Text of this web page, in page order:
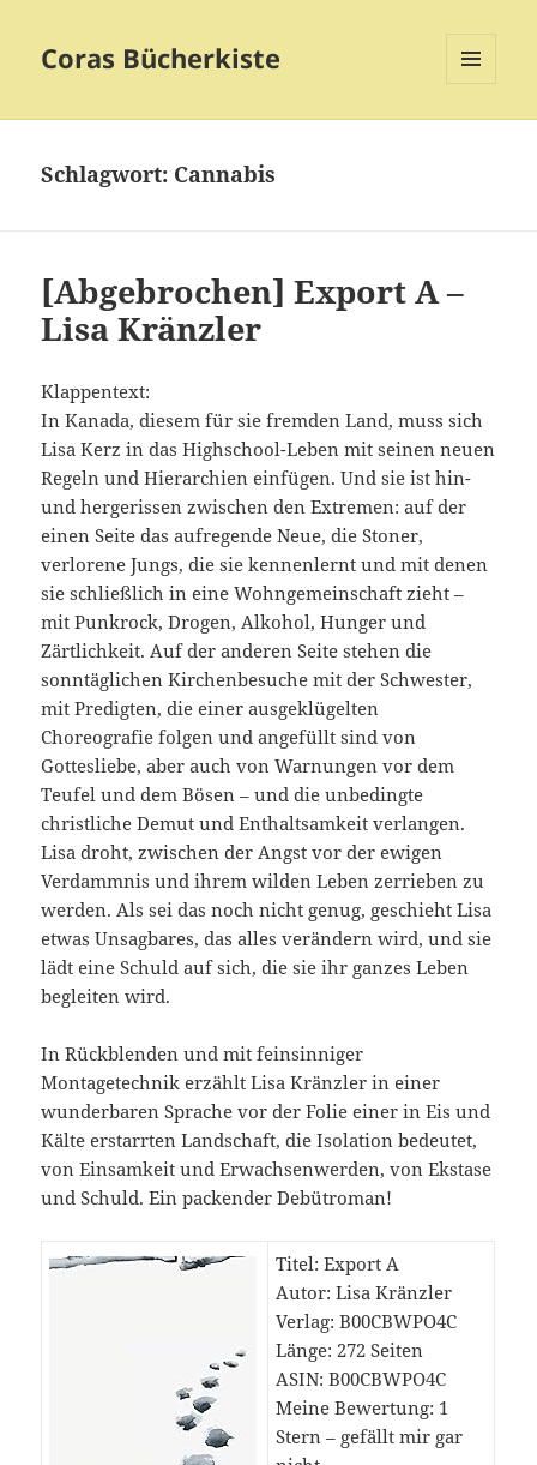
Coras Bücherkiste
Schlagwort: Cannabis
[Abgebrochen] Export A –
Lisa Kränzler
Klappentext:
In Kanada, diesem für sie fremden Land, muss sich
Lisa Kerz in das Highschool-Leben mit seinen neuen
Regeln und Hierarchien einfügen. Und sie ist hin-
und hergerissen zwischen den Extremen: auf der
einen Seite das aufregende Neue, die Stoner,
verlorene Jungs, die sie kennenlernt und mit denen
sie schließlich in eine Wohngemeinschaft zieht –
mit Punkrock, Drogen, Alkohol, Hunger und
Zärtlichkeit. Auf der anderen Seite stehen die
sonntäglichen Kirchenbesuche mit der Schwester,
mit Predigten, die einer ausgeklügelten
Choreografie folgen und angefüllt sind von
Gottesliebe, aber auch von Warnungen vor dem
Teufel und dem Bösen – und die unbedingte
christliche Demut und Enthaltsamkeit verlangen.
Lisa droht, zwischen der Angst vor der ewigen
Verdammnis und ihrem wilden Leben zerrieben zu
werden. Als sei das noch nicht genug, geschieht Lisa
etwas Unsagbares, das alles verändern wird, und sie
lädt eine Schuld auf sich, die sie ihr ganzes Leben
begleiten wird.
In Rückblenden und mit feinsinniger
Montagetechnik erzählt Lisa Kränzler in einer
wunderbaren Sprache vor der Folie einer in Eis und
Kälte erstarrten Landschaft, die Isolation bedeutet,
von Einsamkeit und Erwachsenwerden, von Ekstase
und Schuld. Ein packender Debütroman!
Titel: Export A
Autor: Lisa Kränzler
Verlag: B00CBWPO4C
Länge: 272 Seiten
ASIN: B00CBWPO4C
Meine Bewertung: 1
Stern – gefällt mir gar